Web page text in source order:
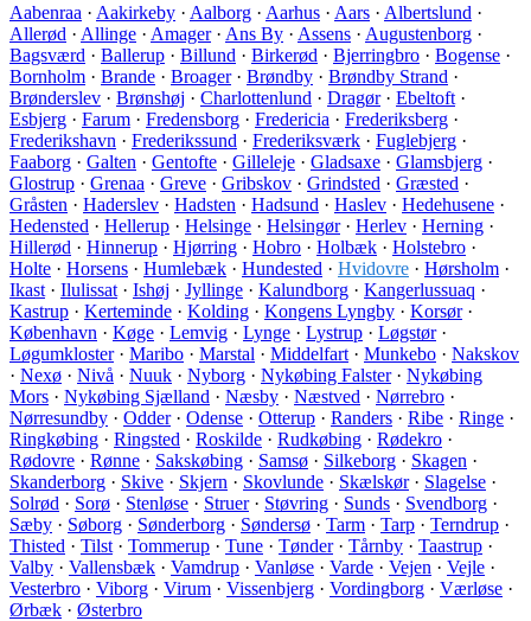
Aabenraa · Aakirkeby · Aalborg · Aarhus · Aars · Albertslund ·
Allerød · Allinge · Amager· Ans By · Assens · Augustenborg ·
Bagsværd · Ballerup · Billund · Birkerød · Bjerringbro · Bogense ·
Bornholm · Brande · Broager· Brøndby · Brøndby Strand ·
Brønderslev · Brønshøj · Charlottenlund · Dragør· Ebeltoft ·
Esbjerg · Farum · Fredensborg · Fredericia · Frederiksberg ·
Frederikshavn · Frederikssund · Frederiksværk · Fuglebjerg ·
Faaborg · Galten · Gentofte · Gilleleje · Gladsaxe · Glamsbjerg ·
Glostrup · Grenaa · Greve · Gribskov · Grindsted · Græsted ·
Gråsten · Haderslev · Hadsten · Hadsund · Haslev · Hedehusene ·
Hedensted · Hellerup · Helsinge · Helsingør· Herlev · Herning ·
Hillerød · Hinnerup · Hjørring · Hobro · Holbæk · Holstebro ·
Holte · Horsens · Humlebæk · Hundested · Hvidovre · Hørsholm ·
Ikast · Ilulissat · Ishøj · Jyllinge · Kalundborg · Kangerlussuaq ·
Kastrup · Kerteminde · Kolding · Kongens Lyngby · Korsør·
København · Køge · Lemvig · Lynge · Lystrup · Løgstør·
Løgumkloster· Maribo · Marstal · Middelfart · Munkebo · Nakskov
· Nexø · Nivå · Nuuk · Nyborg · Nykøbing Falster· Nykøbing
Mors · Nykøbing Sjælland · Næsby · Næstved · Nørrebro ·
Nørresundby · Odder· Odense · Otterup · Randers · Ribe · Ringe ·
Ringkøbing · Ringsted · Roskilde · Rudkøbing · Rødekro ·
Rødovre · Rønne · Sakskøbing · Samsø · Silkeborg · Skagen ·
Skanderborg · Skive · Skjern · Skovlunde · Skælskør· Slagelse ·
Solrød · Sorø · Stenløse · Struer· Støvring · Sunds · Svendborg ·
Sæby · Søborg · Sønderborg · Søndersø · Tarm · Tarp · Terndrup ·
Thisted · Tilst · Tommerup · Tune · Tønder· Tårnby · Taastrup ·
Valby · Vallensbæk · Vamdrup · Vanløse · Varde · Vejen · Vejle ·
Vesterbro · Viborg · Virum · Vissenbjerg · Vordingborg · Værløse ·
Ørbæk · Østerbro